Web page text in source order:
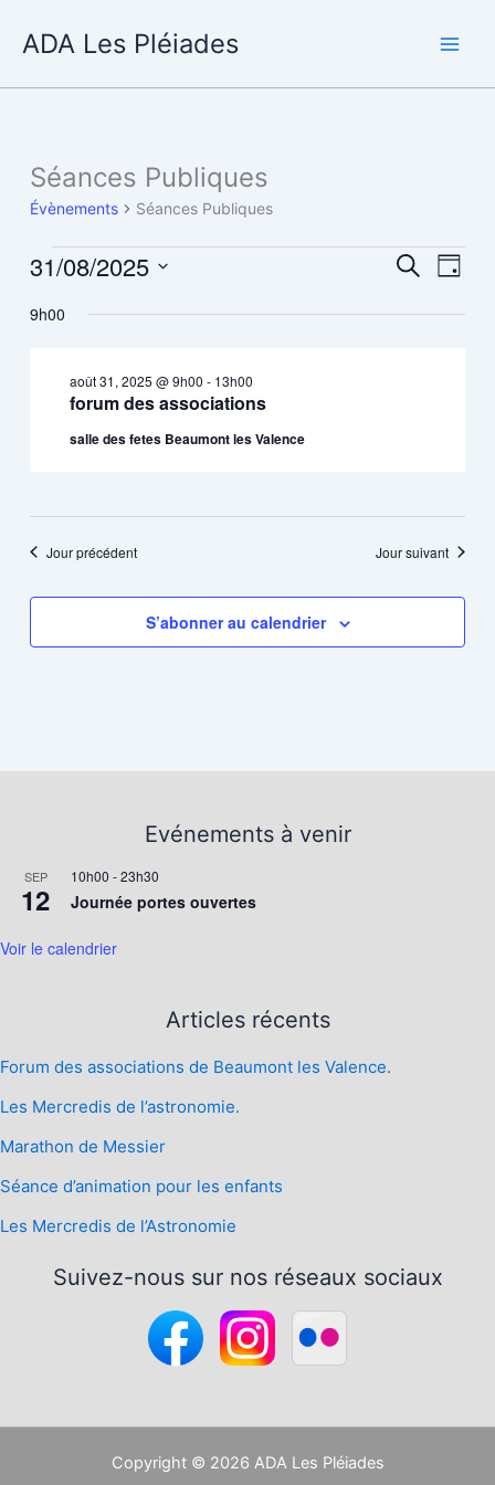
ADA Les Pléiades
Séances Publiques
Évènements Séances Publiques
Évènements
août
Recherche
navigation
Recherche
vues
Jour
31/08/2025
une
9h00
forum des associations
août 31, 2025 @ 9h00 - 13h00
salle des fetes Beaumont les Valence
Jour précédent Jour suivant
S’abonner au calendrier
Evénements à venir
SEP
12
10h00 -23h30
Journée portes ouvertes
Voir le calendrier
Articles récents
Forum des associations de Beaumont les Valence.
Les Mercredis de l’astronomie.
Marathon de Messier
Séance d’animation pour les enfants
Les Mercredis de l’Astronomie
Suivez-nous sur nos réseaux sociaux
Copyright © 2026 ADA Les Pléiades